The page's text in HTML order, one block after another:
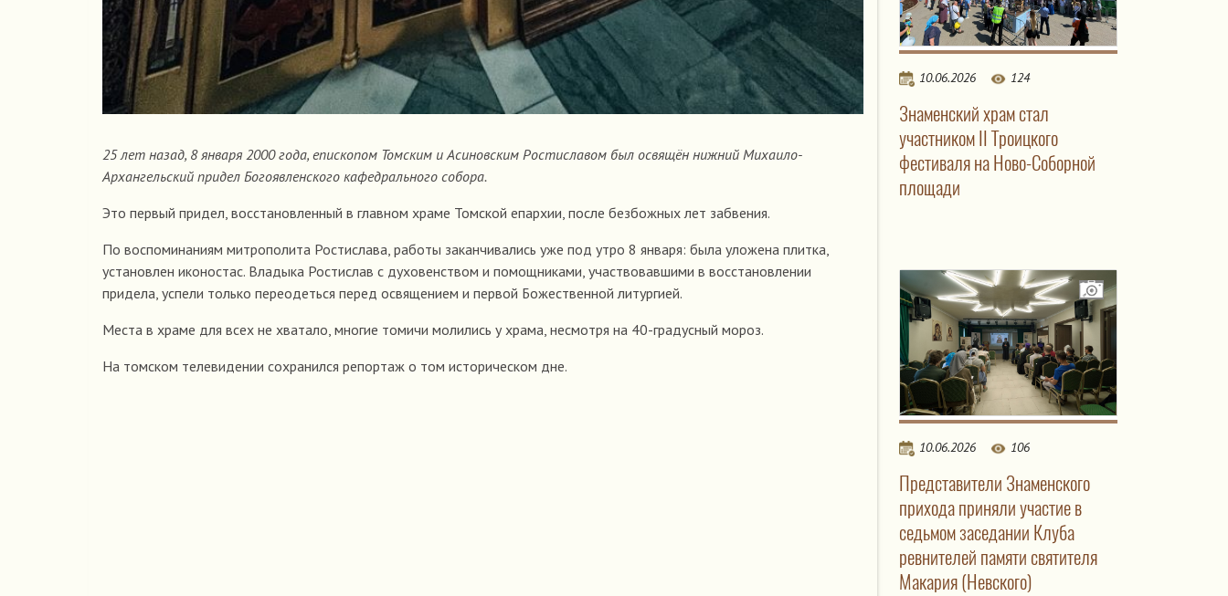
25 лет назад, 8 января 2000 года, епископом Томским и Асиновским Ростиславом был освящён нижний Михаило-
Архангельский придел Богоявленского кафедрального собора.
Это первый придел, восстановленный в главном храме Томской епархии, после безбожных лет забвения.
По воспоминаниям митрополита Ростислава, работы заканчивались уже под утро 8 января: была уложена плитка,
установлен иконостас. Владыка Ростислав с духовенством и помощниками, участвовавшими в восстановлении
придела, успели только переодеться перед освящением и первой Божественной литургией.
Места в храме для всех не хватало, многие томичи молились у храма, несмотря на 40-градусный мороз.
На томском телевидении сохранился репортаж о том историческом дне.
10.06.2026 124
Знаменский храм стал
участником II Троицкого
фестиваля на Ново-Соборной
площади
10.06.2026 106
Представители Знаменского
прихода приняли участие в
седьмом заседании Клуба
ревнителей памяти святителя
Макария (Невского)